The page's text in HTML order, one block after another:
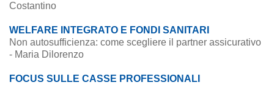
Costantino
WELFARE INTEGRATO E FONDI SANITARI
Non autosufficienza: come scegliere il partner assicurativo
- Maria Dilorenzo
FOCUS SULLE CASSE PROFESSIONALI